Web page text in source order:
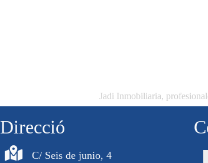
Jadi Inmobiliaria,
Direcció
C/ Seis de junio, 4